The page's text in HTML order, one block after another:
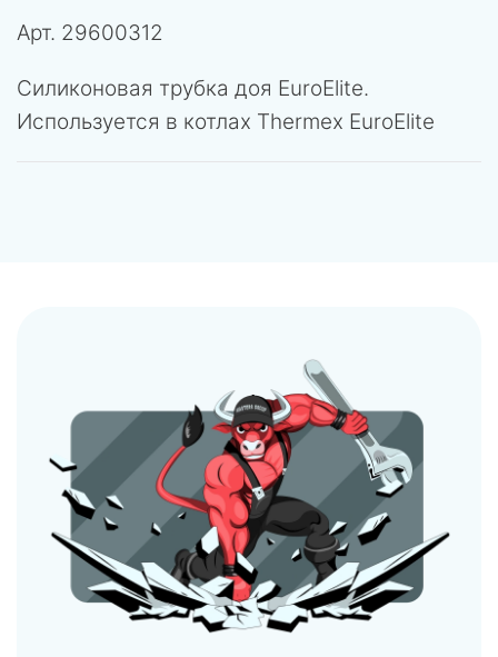
Арт. 29600312
Силиконовая трубка доя EuroElite.
Используется в котлах Thermex EuroElite